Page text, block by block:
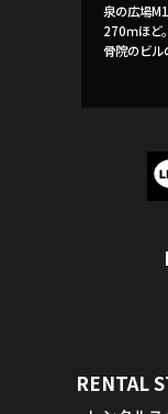
泉の広場
270ｍほど
骨院のビル
RENTAL